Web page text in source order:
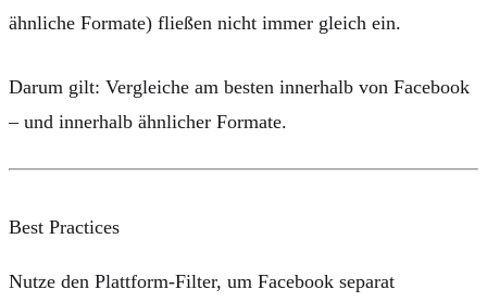
ähnliche Formate) fließen nicht immer gleich ein.
Darum gilt: Vergleiche am besten innerhalb von Facebook
– und innerhalb ähnlicher Formate.
Best Practices
Nutze den Plattform-Filter, um Facebook separat